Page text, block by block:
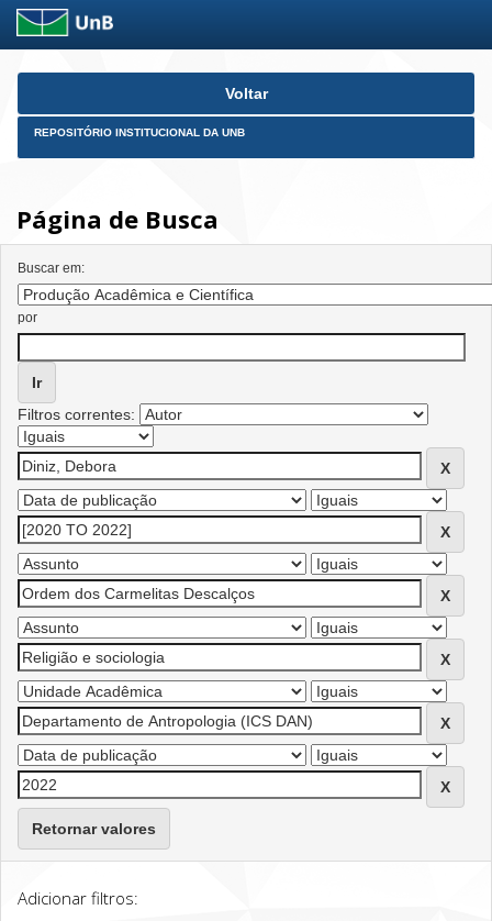
Skip
Voltar
REPOSITÓRIO INSTITUCIONAL DA UNB
Página de Busca
Buscar em:
por
Filtros correntes:
Retornar valores
Adicionar filtros: